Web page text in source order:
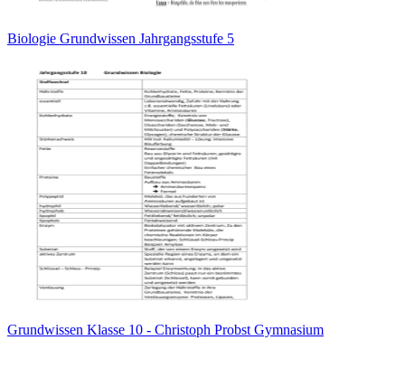
Biologie Grundwissen Jahrgangsstufe 5
Grundwissen Klasse 10 - Christoph Probst Gymnasium